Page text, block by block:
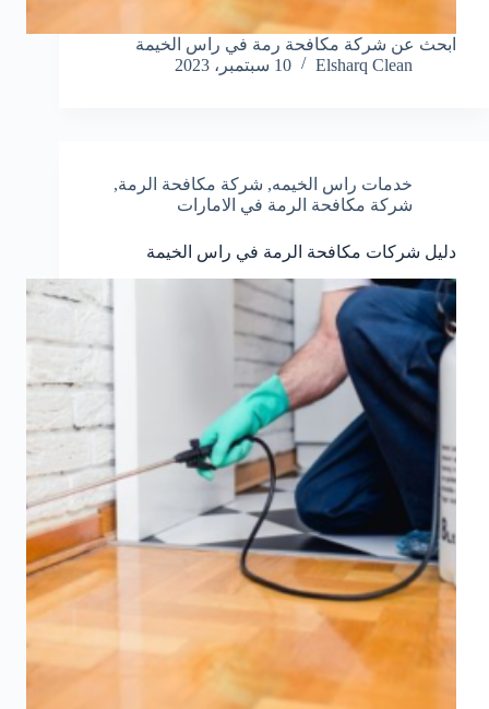
ابحث عن شركة مكافحة رمة في راس الخيمة
Elsharq Clean
10 سبتمبر، 2023
خدمات راس الخيمه, شركة مكافحة الرمة,
شركة مكافحة الرمة في الامارات
دليل شركات مكافحة الرمة في راس الخيمة